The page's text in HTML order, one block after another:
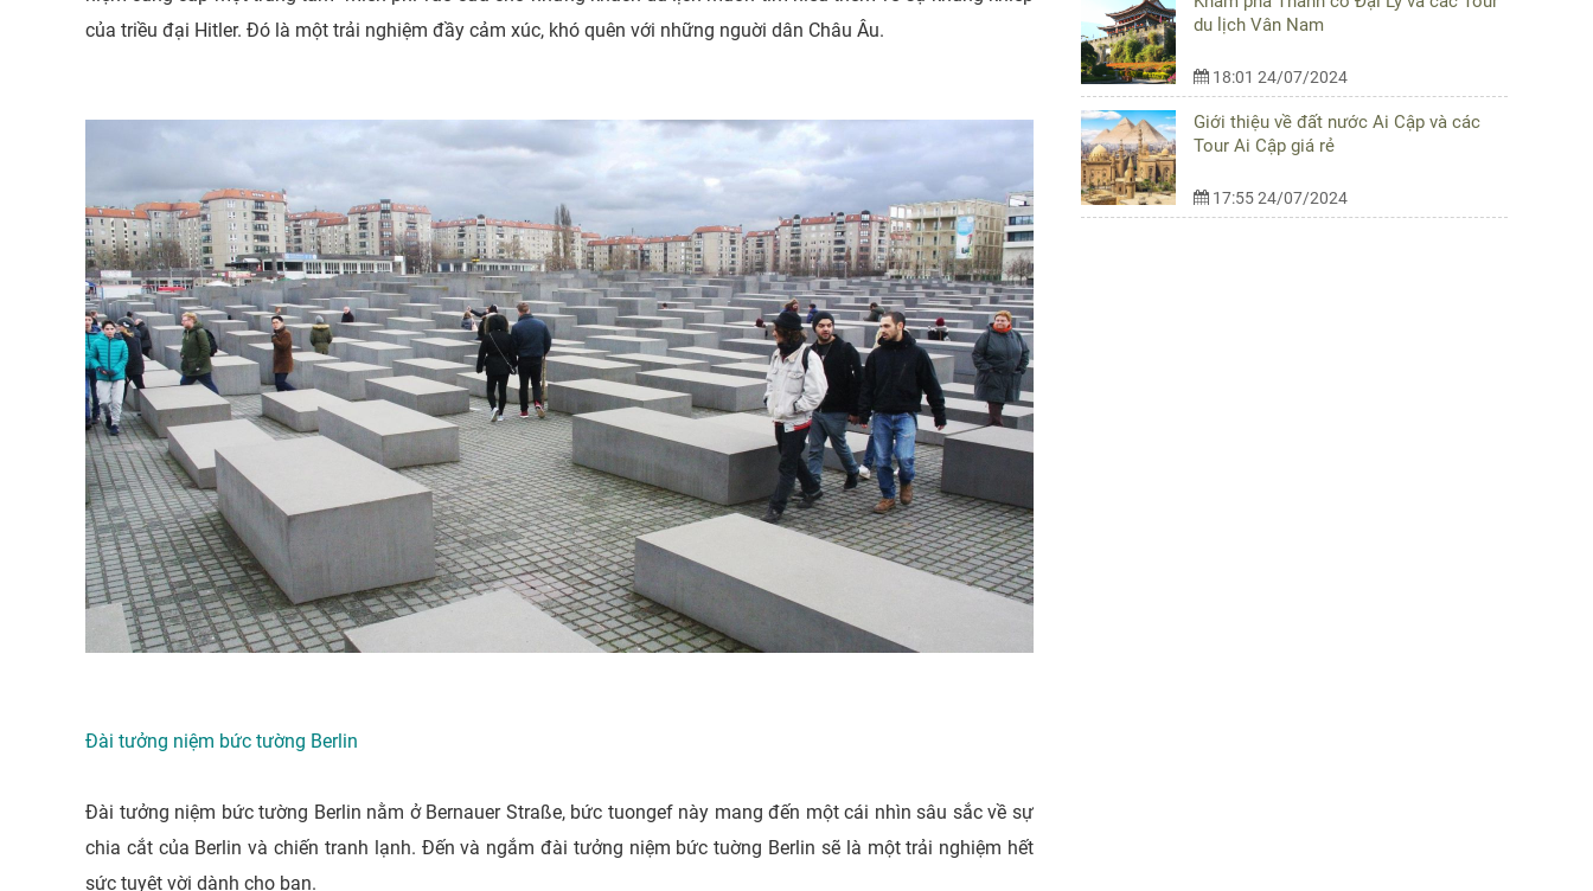
của triều đại Hitler. Đó là một trải nghiệm đầy cảm xúc, khó quên với những nguời dân Châu Âu.
Đài tưởng niệm bức tường Berlin
Đài tưởng niệm bức tường Berlin nằm ở Bernauer Straße, bức tuongef này mang đến một cái nhìn sâu sắc về sự
chia cắt của Berlin và chiến tranh lạnh. Ðến và ngắm đài tưởng niệm bức tuờng Berlin sẽ là một trải nghiệm hết
sức tuyệt vời dành cho bạn.
du lịch Vân Nam
18:01 24/07/2024
Giới thiệu về đất nước Ai Cập và các
Tour Ai Cập giá rẻ
17:55 24/07/2024